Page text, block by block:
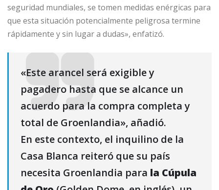
seguridad mundiales, se tomen medidas enérgicas para
que esta situación potencialmente peligrosa termine
rápidamente y sin lugar a dudas», enfatizó.
«Este arancel será exigible y
pagadero hasta que se alcance un
acuerdo para la compra completa y
total de Groenlandia», añadió.
En este contexto, el inquilino de la
Casa Blanca reiteró que su país
necesita Groenlandia para la Cúpula